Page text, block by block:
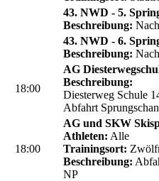
43. NWD - 5.
Beschreibung:
43. NWD - 6.
Beschreibung:
18:00
AG
Beschreibung:
Diesterweg Schule
Abfahrt
18:00
AG und SKW
Athleten: Alle
Trainingsort:
Beschreibung:
NP